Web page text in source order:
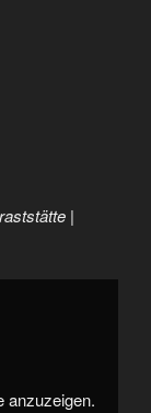
|
anzuzeigen.